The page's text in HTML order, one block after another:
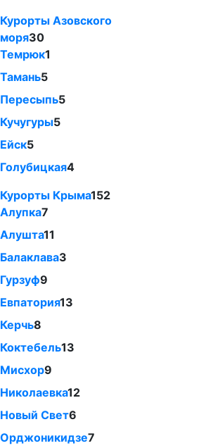
Курорты Азовского
моря30
Темрюк1
Тамань5
Пересыпь5
Кучугуры5
Ейск5
Голубицкая4
Курорты Крыма152
Алупка7
Алушта11
Балаклава3
Гурзуф9
Евпатория13
Керчь8
Коктебель13
Мисхор9
Николаевка12
Новый Свет6
Орджоникидзе7